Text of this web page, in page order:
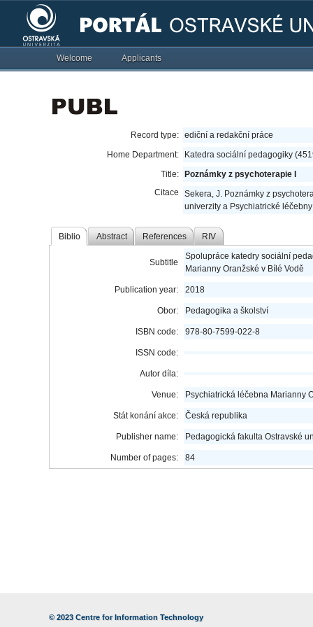
Welcome Applicants
Record type: ediční a redakční práce
Home Department:
Katedra sociální pedagogiky
Title:
Poznámky z psychoterapie I
Citace
Sekera, J. Poznámky z
univerzity a Psychiatrické
Biblio Abstract References RIV
Subtitle
Spolupráce katedry sociální
Marianny Oranžské v Bílé Vodě
Publication year: 2018
Obor: Pedagogika a školství
ISBN code: 978-80-7599-022-8
ISSN code:
Autor díla:
Venue: Psychiatrická léčebna Marianny
Stát konání akce: Česká republika
Publisher name: Pedagogická fakulta Ostravské
Number of pages: 84
© 2023 Centre for Information Technology